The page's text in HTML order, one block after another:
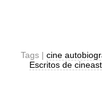
Tags | cine
Escritos de